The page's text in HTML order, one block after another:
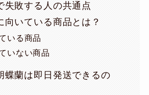
失敗する人の共通点
向いている商品とは？
いる商品
いない商品
蝶蘭は即日発送できるの